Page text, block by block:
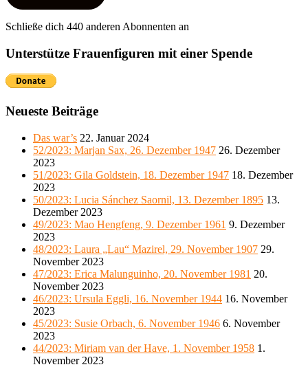
Schließe dich 440 anderen Abonnenten an
Unterstütze Frauenfiguren mit einer Spende
Neueste Beiträge
Das war’s 22. Januar 2024
52/2023: Marjan Sax, 26. Dezember 1947 26. Dezember
2023
51/2023: Gila Goldstein, 18. Dezember 1947 18. Dezember
2023
50/2023: Lucia Sánchez Saornil, 13. Dezember 1895 13.
Dezember 2023
49/2023: Mao Hengfeng, 9. Dezember 1961 9. Dezember
2023
48/2023: Laura „Lau“ Mazirel, 29. November 1907 29.
November 2023
47/2023: Erica Malunguinho, 20. November 1981 20.
November 2023
46/2023: Ursula Eggli, 16. November 1944 16. November
2023
45/2023: Susie Orbach, 6. November 1946 6. November
2023
44/2023: Miriam van der Have, 1. November 1958 1.
November 2023